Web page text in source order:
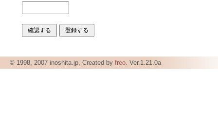
© 1998, 2007 inoshita.jp, Created by freo. Ver.1.21.0a